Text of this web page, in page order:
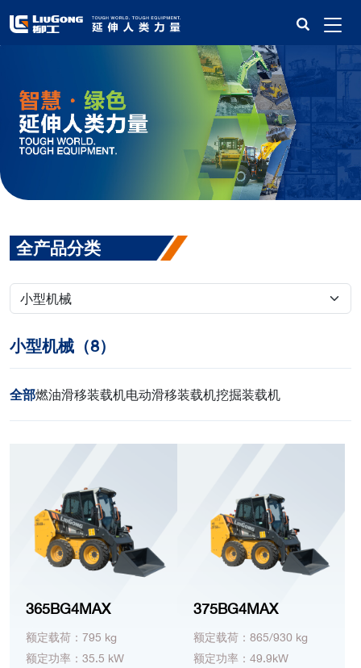
全产品分类
小型机械（8）
全部燃油滑移装载机电动滑移装载机挖掘装载机
365BG4MAX
额定载荷：795 kg
额定功率：35.5 kW
375BG4MAX
额定载荷：865/930 kg
额定功率：49.9kW